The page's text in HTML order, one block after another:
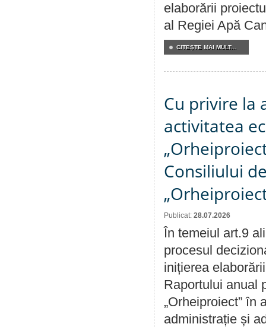
elaborării
al Regiei Apă
CITEŞTE MAI MULT...
Cu privire la
activitatea
Consiliului
Publicat: 28.07.2026
În temeiul art.9
procesul
inițierea
Raportului anual
„Orheiproiect” în
administrație și